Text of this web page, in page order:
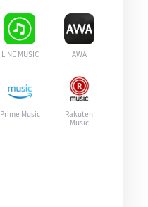
LINE MUSIC AWA
Prime Music
Rakuten
Music